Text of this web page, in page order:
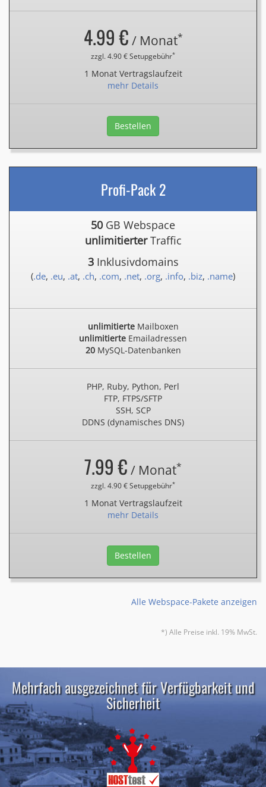
4.99 € / Monat*
zzgl. 4.90 € Setupgebühr*
1 Monat Vertragslaufzeit
mehr Details
Bestellen
Profi-Pack 2
50 GB Webspace
unlimitierterTraffic
3Inklusivdomains
(.de, .eu, .at, .ch, .com, .net, .org, .info, .biz, .name)
unlimitierteMailboxen
unlimitierte Emailadressen
20MySQL-Datenbanken
PHP, Ruby, Python, Perl
FTP, FTPS/SFTP
SSH, SCP
DDNS (dynamisches DNS)
7.99 € / Monat*
zzgl. 4.90 € Setupgebühr*
1 Monat Vertragslaufzeit
mehr Details
Bestellen
Alle Webspace-Pakete anzeigen
*) Alle Preise inkl. 19% MwSt.
Mehrfach ausgezeichnet für Verfügbarkeit und
Sicherheit